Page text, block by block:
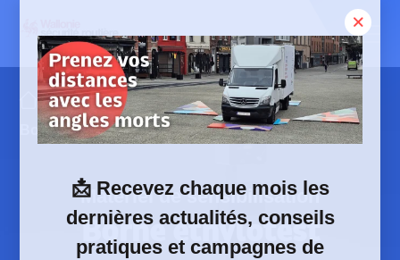
content
Matériel de sensibilisation
Prêt
Borne éthylotest
Matériel de sensibilisation
Borne éthylotest
📩 Recevez chaque mois les
dernières actualités, conseils
pratiques et campagnes de